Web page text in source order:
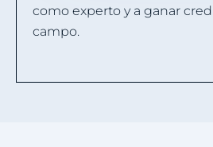
como experto y a ganar
campo.